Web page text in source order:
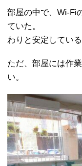
部屋の中で、Wi-Fi
ていた。
わりと安定している
ただ、部屋には作
い。